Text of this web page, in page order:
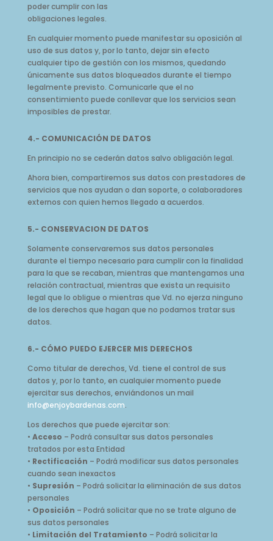
poder cumplir con las
obligaciones legales.
En cualquier momento puede manifestar su oposición al
uso de sus datos y, por lo tanto, dejar sin efecto
cualquier tipo de gestión con los mismos, quedando
únicamente sus datos bloqueados durante el tiempo
legalmente previsto. Comunicarle que el no
consentimiento puede conllevar que los servicios sean
imposibles de prestar.
4.- COMUNICACIÓN DE DATOS
En principio no se cederán datos salvo obligación legal.
Ahora bien, compartiremos sus datos con prestadores de
servicios que nos ayudan o dan soporte, o colaboradores
externos con quien hemos llegado a acuerdos.
5.- CONSERVACION DE DATOS
Solamente conservaremos sus datos personales
durante el tiempo necesario para cumplir con la finalidad
para la que se recaban, mientras que mantengamos una
relación contractual, mientras que exista un requisito
legal que lo obligue o mientras que Vd. no ejerza ninguno
de los derechos que hagan que no podamos tratar sus
datos.
6.- CÓMO PUEDO EJERCER MIS DERECHOS
Como titular de derechos, Vd. tiene el control de sus
datos y, por lo tanto, en cualquier momento puede
ejercitar sus derechos, enviándonos un mail
info@enjoybardenas.com.
Los derechos que puede ejercitar son:
• Acceso – Podrá consultar sus datos personales
tratados por esta Entidad
• Rectificación – Podrá modificar sus datos personales
cuando sean inexactos
• Supresión – Podrá solicitar la eliminación de sus datos
personales
• Oposición – Podrá solicitar que no se trate alguno de
sus datos personales
• Limitación del Tratamiento – Podrá solicitar la